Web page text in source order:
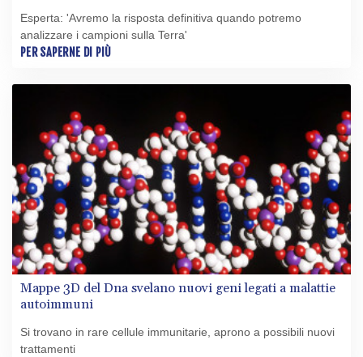
Esperta: 'Avremo la risposta definitiva quando potremo
analizzare i campioni sulla Terra'
PER SAPERNE DI PIÙ
Mappe 3D del Dna svelano nuovi geni legati a malattie
autoimmuni
Si trovano in rare cellule immunitarie, aprono a possibili nuovi
trattamenti